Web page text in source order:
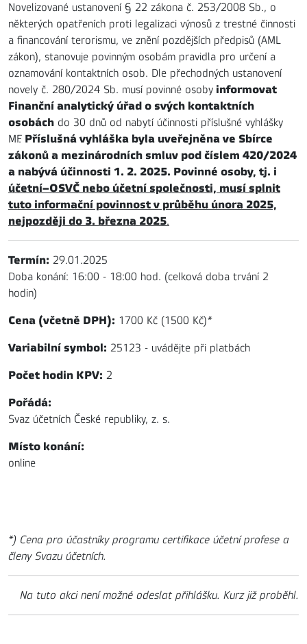
Novelizované ustanovení § 22 zákona č. 253/2008 Sb., o
některých opatřeních proti legalizaci výnosů z trestné činnosti
a financování terorismu, ve znění pozdějších předpisů (AML
zákon), stanovuje povinným osobám pravidla pro určení a
oznamování kontaktních osob. Dle přechodných ustanovení
novely č. 280/2024 Sb. musí povinné osoby informovat
Finanční analytický úřad o svých kontaktních
osobách do 30 dnů od nabytí účinnosti příslušné vyhlášky
MF. Příslušná vyhláška byla uveřejněna ve Sbírce
zákonů a mezinárodních smluv pod číslem 420/2024
a nabývá účinnosti 1. 2. 2025. Povinné osoby, tj. i
účetní–OSVČ nebo účetní společnosti, musí splnit
tuto informační povinnost v průběhu února 2025,
nejpozději do 3. března 2025.
Termín: 29.01.2025
Doba konání: 16:00 - 18:00 hod. (celková doba trvání 2
hodin)
Cena (včetně DPH): 1700 Kč (1500 Kč)*
Variabilní symbol: 25123 - uvádějte při platbách
Počet hodin KPV: 2
Pořádá:
Svaz účetních České republiky, z. s.
Místo konání:
online
*) Cena pro účastníky programu certifikace účetní profese a
členy Svazu účetních.
Na tuto akci není možné odeslat přihlášku. Kurz již proběhl.